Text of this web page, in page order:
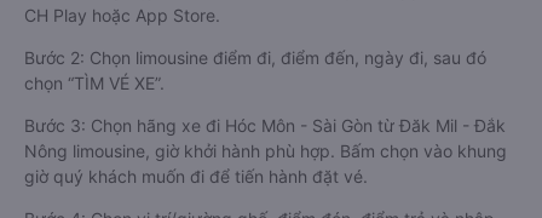
CH Play hoặc App Store.
Bước 2: Chọn limousine điểm đi, điểm đến, ngày đi, sau đó
chọn “TÌM VÉ XE”.
Bước 3: Chọn hãng xe đi Hóc Môn - Sài Gòn từ Đăk Mil - Đắk
Nông limousine, giờ khởi hành phù hợp. Bấm chọn vào khung
giờ quý khách muốn đi để tiến hành đặt vé.